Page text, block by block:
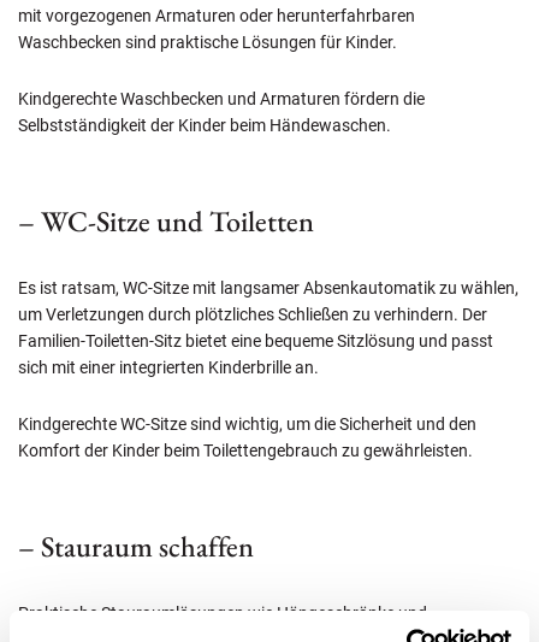
mit vorgezogenen Armaturen oder herunterfahrbaren
Waschbecken sind praktische Lösungen für Kinder.
Kindgerechte Waschbecken und Armaturen fördern die
Selbstständigkeit der Kinder beim Händewaschen.
– WC-Sitze und Toiletten
Es ist ratsam, WC-Sitze mit langsamer Absenkautomatik zu wählen,
um Verletzungen durch plötzliches Schließen zu verhindern. Der
Familien-Toiletten-Sitz bietet eine bequeme Sitzlösung und passt
sich mit einer integrierten Kinderbrille an.
Kindgerechte WC-Sitze sind wichtig, um die Sicherheit und den
Komfort der Kinder beim Toilettengebrauch zu gewährleisten.
– Stauraum schaffen
Praktische Stauraumlösungen wie Hängeschränke und